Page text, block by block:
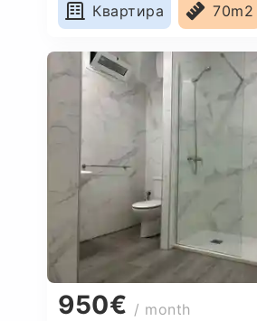
Квартира
70m2
950€ / month